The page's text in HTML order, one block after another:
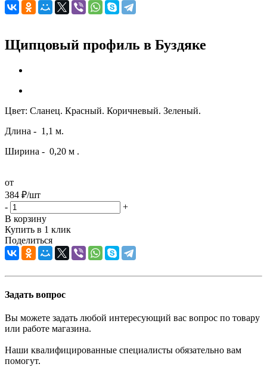
Щипцовый профиль в Буздяке
Цвет: Сланец. Красный. Коричневый. Зеленый.
Длина - 1,1 м.
Ширина - 0,20 м .
от
384 ₽/шт
-
+
В корзину
Купить в 1 клик
Поделиться
Задать вопрос
Вы можете задать любой интересующий вас вопрос по товару
или работе магазина.
Наши квалифицированные специалисты обязательно вам
помогут.